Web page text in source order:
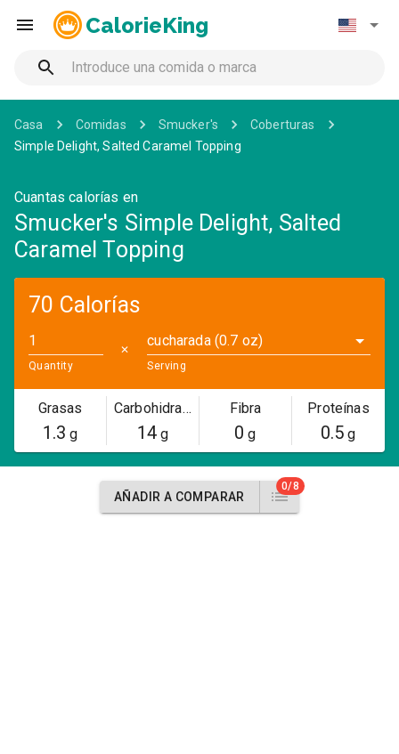
CalorieKing
Casa Comidas Smucker's
Coberturas
Simple Delight, Salted Caramel Topping
Cuantas calorías en
Smucker's Simple Delight, Salted
Caramel Topping
70 Calorías
Quantity
✕
cucharada (0.7 oz)
Serving
Grasas
1.3 g
Carbohidratos
14g
Fibra
0 g
Proteínas
0.5 g
AÑADIR A COMPARAR
0/8